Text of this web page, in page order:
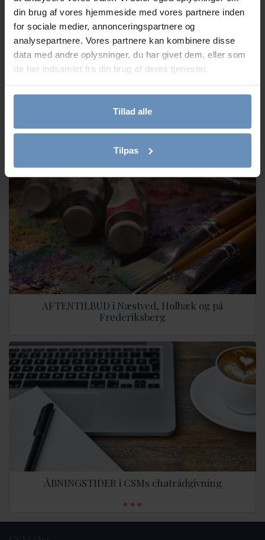
din brug af vores hjemmeside med vores partnere inden
for sociale medier, annonceringspartnere og
analysepartnere. Vores partnere kan kombinere disse
data med andre oplysninger, du har givet dem, eller som
de har indsamlet fra din brug af deres tjenester.
Tillad alle
Tilpas
Vi søger 4 nye frivillige telefon- og chatrådgivere
AFTENTILBUD i Næstved, Holbæk og på
Frederiksberg
ÅBNINGSTIDER i CSMs chatrådgivning